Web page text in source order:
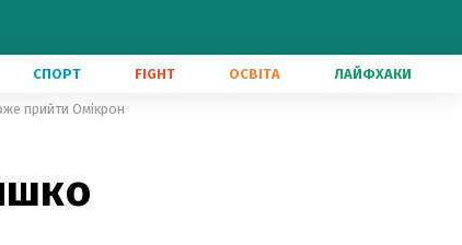
СПОРТ FIGHT ОСВІТА ЛАЙФХАКИ
прийти Омікрон